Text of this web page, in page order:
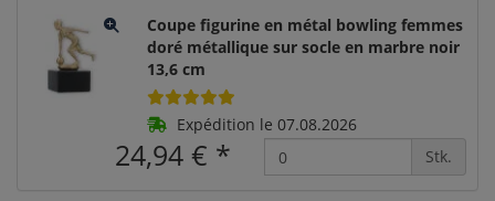
Coupe figurine en métal bowling femmes
doré métallique sur socle en marbre noir
13,6 cm
Expédition le 07.08.2026
24,94 € * Stk.